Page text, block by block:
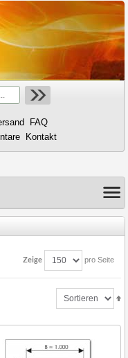
FAQ
Kontakt
Zeige pro Seite